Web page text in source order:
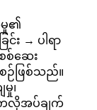
မှု၏
း → ပါရာ
စ်ဆေး
ဉ်ဖြစ်သည်။
၊
လိုအပ်ချက်